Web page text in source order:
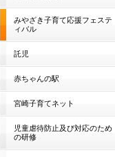
みやざき子育て応援フェステ
ィバル
託児
赤ちゃんの駅
宮崎子育てネット
児童虐待防止及び対応のため
の研修